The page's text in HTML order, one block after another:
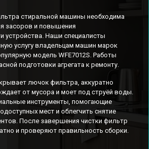
стиральной машины необходима
засоров и повышения
устройства. Наши специалисты
услугу владельцам машин марок
модель WFE7012S. Работы
подготовки агрегата к ремонту.
лючок фильтра, аккуратно
от мусора и моет под струёй воды.
инструменты, помогающие
мест и облегчить снятие
После завершения чистки фильтр
и проверяют правильность сборки.